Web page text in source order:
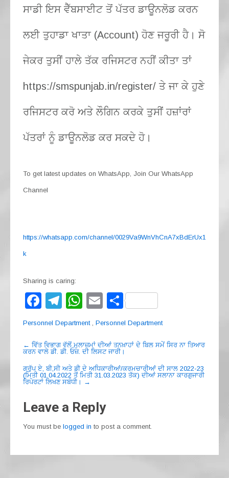
ਸਾਡੀ ਇਸ ਵੈੱਬਸਾਈਟ ਤੋਂ ਪੱਤਰ ਡਾਊਨਲੋਡ ਕਰਨ
ਲਈ ਤੁਹਾਡਾ ਖਾਤਾ (Account) ਹੋਣ ਜਰੂਰੀ ਹੈ। ਸੋ
ਜੇਕਰ ਤੁਸੀਂ ਹਾਲੇ ਤੱਕ ਰਜਿਸਟਰ ਨਹੀਂ ਕੀਤਾ ਤਾਂ
https://smspunjab.in/register/ ਤੇ ਜਾ ਕੇ ਹੁਣੇ
ਰਜਿਸਟਰ ਕਰੋ ਅਤੇ ਲੌਗਿਨ ਕਰਕੇ ਤੁਸੀਂ ਹਜ਼ਾਂਰਾਂ
ਪੱਤਰਾਂ ਨੂੰ ਡਾਊਨਲੋਡ ਕਰ ਸਕਦੇ ਹੋ।
To get latest updates on WhatsApp, Join Our WhatsApp
Channel
https://whatsapp.com/channel/0029Va9WnVhCnA7xBdErUx1
k
Sharing is caring:
F
a
e
b
o
k
T
el
gr
a
m
W
h
s
A
p
E
m
S
h
e
Personnel Department Personnel Department
Post
navigation
← ਵਿੱਤ ਵਿਭਾਗ ਵੱਲੋਂ ਮੁਲਾਜ਼ਮਾਂ ਦੀਆਂ ਤਨਖ਼ਾਹਾਂ ਦੇ ਬਿਲ ਸਮੇਂ ਸਿਰ ਨਾ ਤਿਆਰ
ਕਰਨ ਵਾਲੇ ਡੀ. ਡੀ. ਓਜ਼. ਦੀ ਲਿਸਟ ਜਾਰੀ।
ਗਰੁੱਪ ਏ, ਬੀ,ਸੀ ਅਤੇ ਡੀ ਦੇ ਅਧਿਕਾਰੀਆਂ/ਕਰਮਚਾਰੀਆਂ ਦੀ ਸਾਲ 2022-23
(ਮਿਤੀ 01.04.2022 ਤੋਂ ਮਿਤੀ 31.03.2023 ਤੱਕ) ਦੀਆਂ ਸਲਾਨਾ ਕਾਰਗੁਜਾਰੀ
ਰਿਪੋਰਟਾਂ ਲਿਖਣ ਸਬੰਧੀ। →
Leave a Reply
You must be logged in to post a comment.